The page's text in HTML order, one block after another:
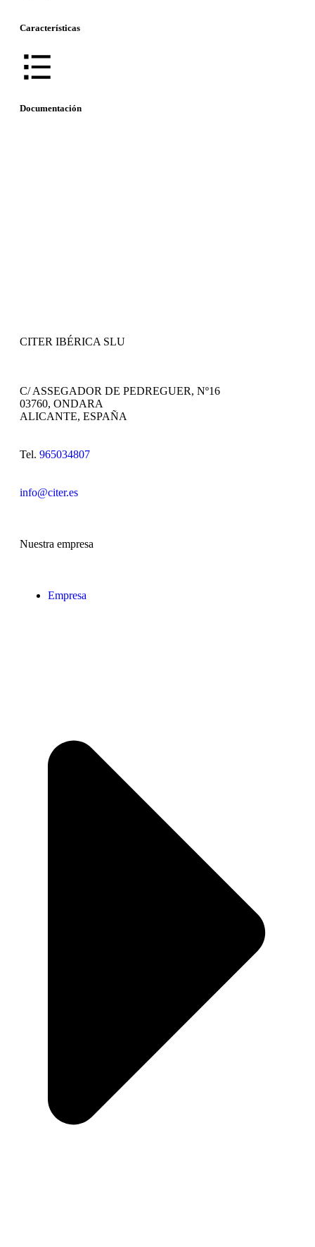
Características
Documentación
CITER IBÉRICA SLU
C/ ASSEGADOR DE PEDREGUER, Nº16
03760, ONDARA
ALICANTE, ESPAÑA
Tel. 965034807
info@citer.es
Nuestra empresa
Empresa